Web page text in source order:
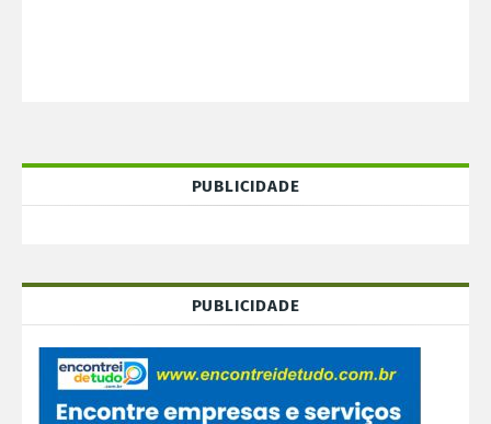
PUBLICIDADE
PUBLICIDADE